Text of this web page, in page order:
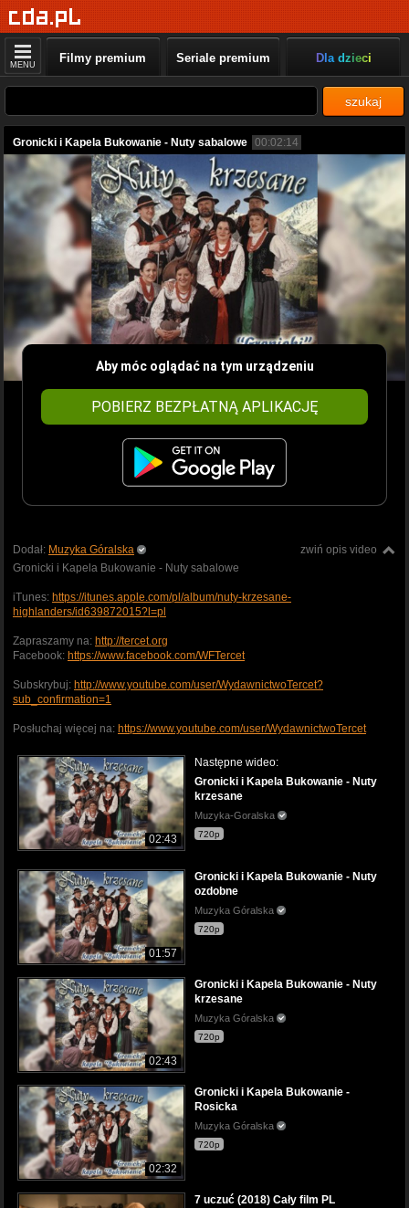
MENU Filmy premium Seriale premium Dla dzieci
szukaj
Gronicki i Kapela Bukowanie - Nuty sabalowe 00:02:14
Aby móc oglądać na tym urządzeniu
POBIERZ BEZPŁATNĄ APLIKACJĘ
zwiń opis video
Dodał: Muzyka Góralska
Gronicki i Kapela Bukowanie - Nuty sabalowe
iTunes: https://itunes.apple.com/pl/album/nuty-krzesane-
highlanders/id639872015?l=pl
Zapraszamy na: http://tercet.org
Facebook: https://www.facebook.com/WFTercet
Subskrybuj: http://www.youtube.com/user/WydawnictwoTercet?
sub_confirmation=1
Posłuchaj więcej na: https://www.youtube.com/user/WydawnictwoTercet
02:43
Następne wideo:
Gronicki i Kapela Bukowanie - Nuty
krzesane
Muzyka-Goralska
720p
01:57
Gronicki i Kapela Bukowanie - Nuty
ozdobne
Muzyka Góralska
720p
02:43
Gronicki i Kapela Bukowanie - Nuty
krzesane
Muzyka Góralska
720p
02:32
Gronicki i Kapela Bukowanie -
Rosicka
Muzyka Góralska
720p
7 uczuć (2018) Cały film PL